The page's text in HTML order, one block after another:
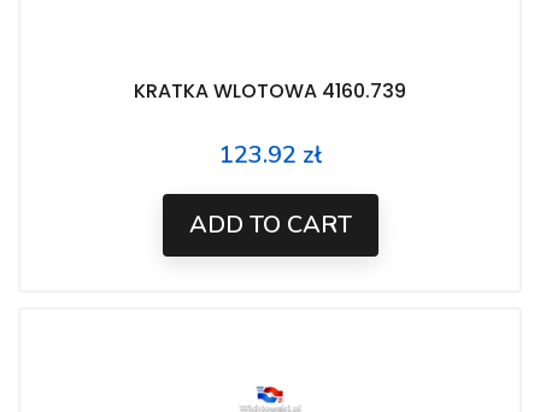
KRATKA WLOTOWA 4160.739
Price
123.92 zł
ADD TO CART